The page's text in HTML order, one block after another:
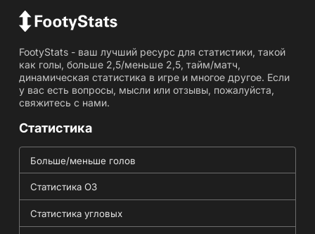
FootyStats - ваш лучший ресурс для статистики, такой
как голы, больше 2,5/меньше 2,5, тайм/матч,
динамическая статистика в игре и многое другое. Если
у вас есть вопросы, мысли или отзывы, пожалуйста,
свяжитесь с нами.
Статистика
Больше/меньше голов
Статистика ОЗ
Статистика угловых